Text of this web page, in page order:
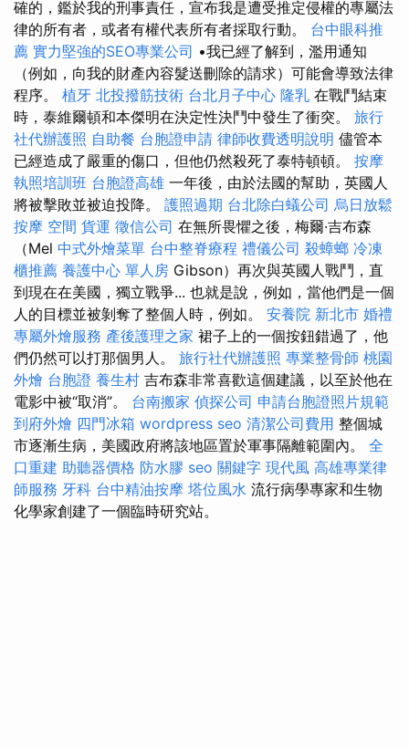
確的，鑑於我的刑事責任，宣布我是遭受推定侵權的專屬法
律的所有者，或者有權代表所有者採取行動。 台中眼科推
薦 實力堅強的SEO專業公司 •我已經了解到，濫用通知
（例如，向我的財產內容髮送刪除的請求）可能會導致法律
程序。 植牙 北投撥筋技術 台北月子中心 隆乳 在戰鬥結束
時，泰維爾頓和本傑明在決定性決鬥中發生了衝突。 旅行
社代辦護照 自助餐 台胞證申請 律師收費透明說明 儘管本
已經造成了嚴重的傷口，但他仍然殺死了泰特頓頓。 按摩
執照培訓班 台胞證高雄 一年後，由於法國的幫助，英國人
將被擊敗並被迫投降。 護照過期 台北除白蟻公司 烏日放鬆
按摩 空間 貨運 徵信公司 在無所畏懼之後，梅爾·吉布森
（Mel 中式外燴菜單 台中整脊療程 禮儀公司 殺蟑螂 冷凍
櫃推薦 養護中心 單人房 Gibson）再次與英國人戰鬥，直
到現在在美國，獨立戰爭... 也就是說，例如，當他們是一個
人的目標並被剝奪了整個人時，例如。 安養院 新北市 婚禮
專屬外燴服務 產後護理之家 裙子上的一個按鈕錯過了，他
們仍然可以打那個男人。 旅行社代辦護照 專業整骨師 桃園
外燴 台胞證 養生村 吉布森非常喜歡這個建議，以至於他在
電影中被“取消”。 台南搬家 偵探公司 申請台胞證照片規範
到府外燴 四門冰箱 wordpress seo 清潔公司費用 整個城
市逐漸生病，美國政府將該地區置於軍事隔離範圍內。 全
口重建 助聽器價格 防水膠 seo 關鍵字 現代風 高雄專業律
師服務 牙科 台中精油按摩 塔位風水 流行病學專家和生物
化學家創建了一個臨時研究站。